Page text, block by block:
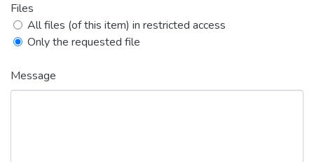
Files
All files (of this item) in restricted access
Only the requested file
Message